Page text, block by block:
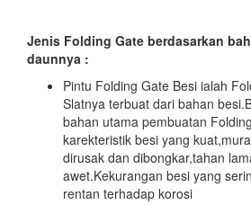
Jenis Folding Gate berdasarkan
daunnya :
Pintu Folding Gate Besi ialah
Slatnya terbuat dari bahan
bahan utama pembuatan
karekteristik besi yang
dirusak dan dibongkar,tahan
awet.Kekurangan besi yang
rentan terhadap korosi